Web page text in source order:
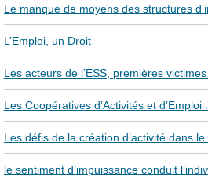
Le manque de moyens des structures
L’Emploi, un Droit
Les acteurs de l’ESS, premières
Les Coopératives d’Activités et
Les défis de la création d’activité dans
le sentiment d’impuissance conduit